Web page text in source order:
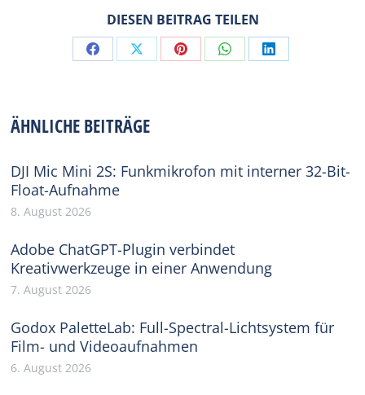
DIESEN BEITRAG TEILEN
Share Share Share Share Share
ÄHNLICHE BEITRÄGE
DJI Mic Mini 2S: Funkmikrofon mit interner 32-Bit-
Float-Aufnahme
8. August 2026
Adobe ChatGPT-Plugin verbindet
Kreativwerkzeuge in einer Anwendung
7. August 2026
Godox PaletteLab: Full-Spectral-Lichtsystem für
Film- und Videoaufnahmen
6. August 2026